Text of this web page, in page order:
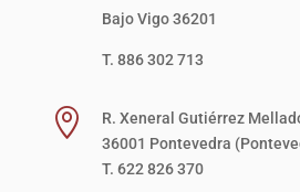
Bajo Vigo 36201
T. 886 302 713

R. Xeneral Gutiérrez
36001 Pontevedra
T. 622 826 370